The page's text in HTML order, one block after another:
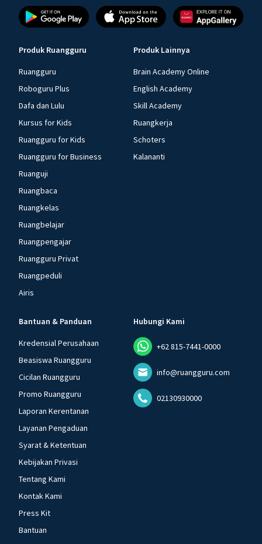
Produk Ruangguru
Ruangguru
Roboguru Plus
Dafa dan Lulu
Kursus for Kids
Ruangguru for Kids
Ruangguru for Business
Ruanguji
Ruangbaca
Ruangkelas
Ruangbelajar
Ruangpengajar
Ruangguru Privat
Ruangpeduli
Airis
Produk Lainnya
Brain Academy Online
English Academy
Skill Academy
Ruangkerja
Schoters
Kalananti
Bantuan & Panduan
Kredensial Perusahaan
Beasiswa Ruangguru
Cicilan Ruangguru
Promo Ruangguru
Laporan Kerentanan
Layanan Pengaduan
Syarat & Ketentuan
Kebijakan Privasi
Tentang Kami
Kontak Kami
Press Kit
Bantuan
Hubungi Kami
+62 815-7441-0000
info@ruangguru.com
02130930000